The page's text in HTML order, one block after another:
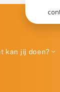
kan jij doen?